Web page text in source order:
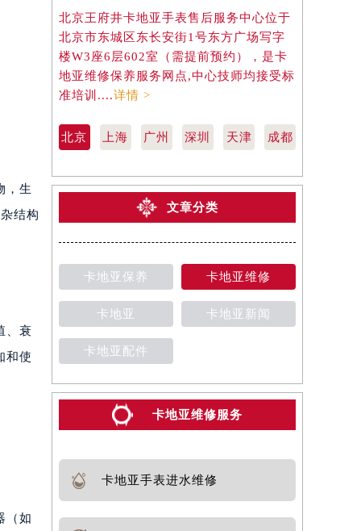
，生
结构
、衰
和使
（如
北京王府井卡地亚手表售后服务中心位于
北京市东城区东长安街1号东方广场写字
楼W3座6层602室（需提前预约），是卡
地亚维修保养服务网点,中心技师均接受标
准培训....详情 >
北京 上海 广州 深圳 天津 成都
文章分类
卡地亚保养 卡地亚维修
卡地亚 卡地亚新闻
卡地亚配件
卡地亚维修服务
卡地亚手表进水维修